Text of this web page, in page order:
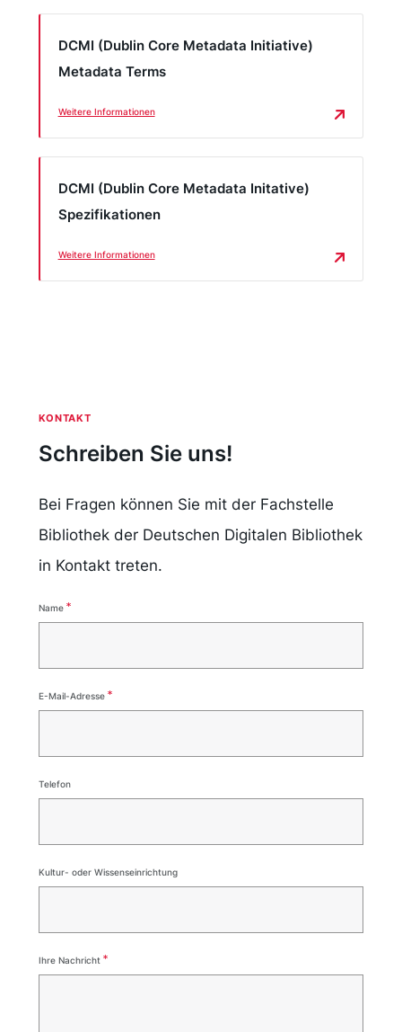
Nach Klärung der Formalia und der grundlegenden
Fragen zu den Lieferdaten kann die eigentliche
DCMI (Dublin Core Metadata Initiative)
Metadata Terms
Weitere Informationen
DCMI (Dublin Core Metadata Initative)
Spezifikationen
Weitere Informationen
KONTAKT
Schreiben Sie uns!
Bei Fragen können Sie mit der Fachstelle
Bibliothek der Deutschen Digitalen Bibliothek
in Kontakt treten.
*
Name *
E-Mail-Adresse *
Telefon
Kultur- oder Wissenseinrichtung
Ihre Nachricht *